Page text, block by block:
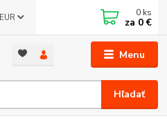
Menu
EUR
Hľadať
0 ks
za 0 €